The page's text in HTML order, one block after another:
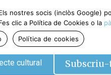
cultural
nostres socis (inclòs Google)
clic a Política de Cookies o la
Política de cookies